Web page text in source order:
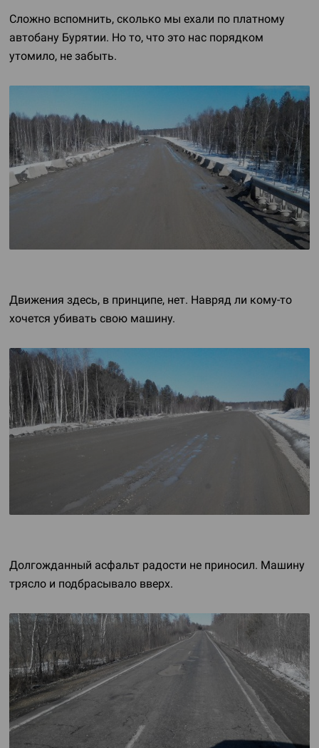
Сложно вспомнить, сколько мы ехали по платному
автобану Бурятии. Но то, что это нас порядком
утомило, не забыть.
Движения здесь, в принципе, нет. Навряд ли кому-то
хочется убивать свою машину.
Долгожданный асфальт радости не приносил. Машину
трясло и подбрасывало вверх.